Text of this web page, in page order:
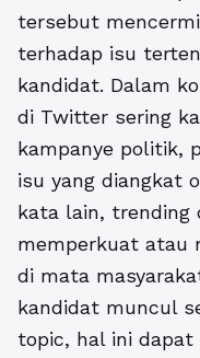
tersebut
terhadap isu
kandidat. Dalam
di Twitter sering
kampanye politik,
isu yang diangkat
kata lain, trending
memperkuat atau
di mata
kandidat muncul
topic, hal ini dapat